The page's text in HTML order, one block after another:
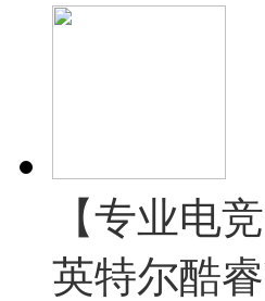
【专业电
英特尔酷